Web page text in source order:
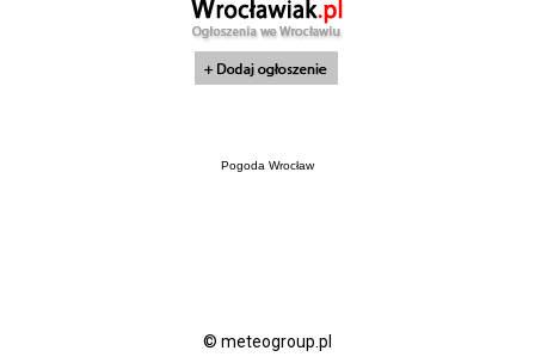
Pogoda Wrocław
© meteogroup.pl